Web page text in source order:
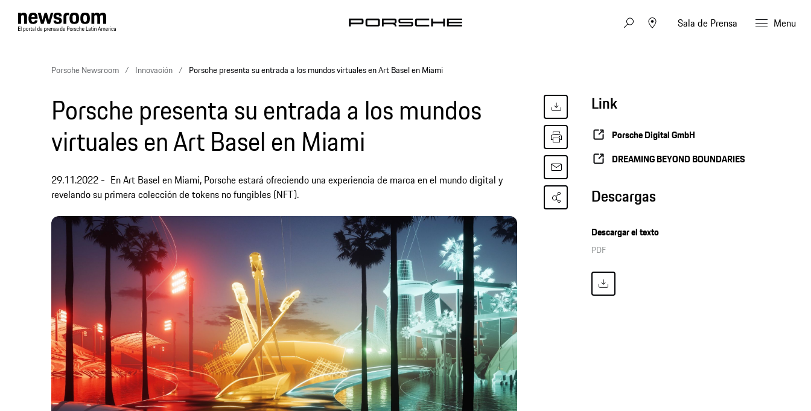
Sala de Prensa Menu
Porsche Newsroom Innovación Porsche presenta su entrada a los mundos virtuales en Art Basel en Miami
Porsche presenta su entrada a los mundos
virtuales en Art Basel en Miami
29.11.2022
En Art Basel en Miami, Porsche estará ofreciendo una experiencia de marca en el mundo digital y
revelando su primera colección de tokens no fungibles (NFT).
Link
Porsche Digital GmbH
DREAMING BEYOND BOUNDARIES
Descargas
Descargar el texto
PDF